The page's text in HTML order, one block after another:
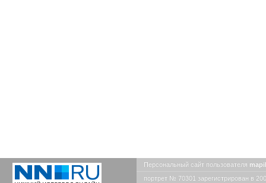
Персональный сайт пользователя
портрет № 70301 зарегистрирован в